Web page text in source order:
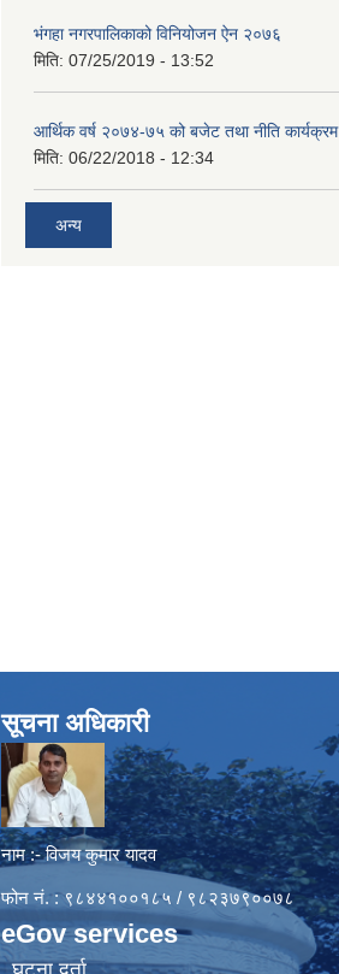
भंगहा नगरपालिकाको विनियोजन ऐन २०७६
मिति: 07/25/2019 - 13:52
आर्थिक वर्ष २०७४-७५ को बजेट तथा नीति कार्यक्रम
मिति: 06/22/2018 - 12:34
अन्य
सूचना अधिकारी
नाम :- विजय कुमार यादव
फोन नं. : ९८४४१००१८५ / ९८२३७९००७८
eGov services